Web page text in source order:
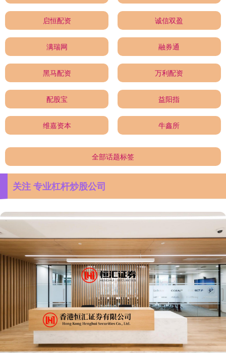
启恒配资 诚信双盈
满瑞网 融券通
黑马配资 万利配资
配股宝 益阳指
维嘉资本 牛鑫所
全部话题标签
关注 专业杠杆炒股公司